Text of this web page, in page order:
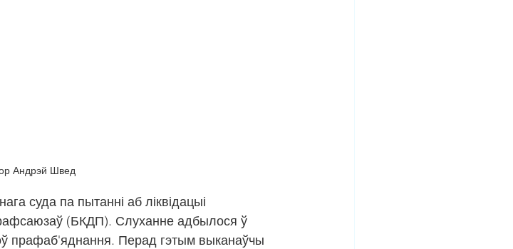
Андрэй Швед
суда па пытанні аб ліквідацыі
(БКДП). Слуханне адбылося ў
прафаб'яднання. Перад гэтым выканаўчы